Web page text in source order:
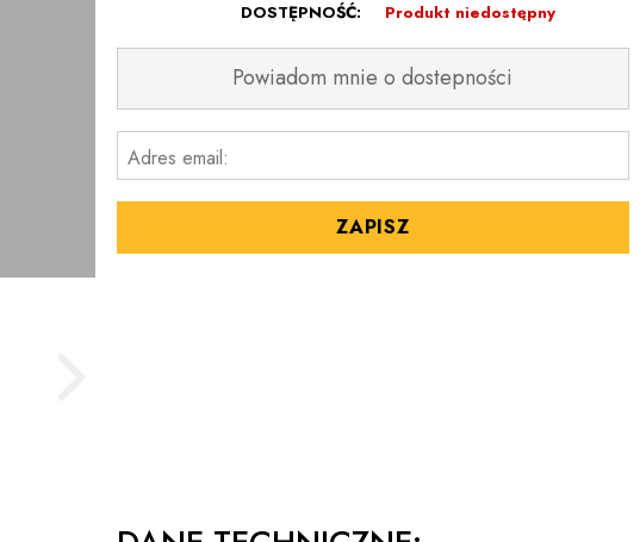
DOSTĘPNOŚĆ:
Produkt niedostępny
Powiadom mnie o dostepności
Adres email:
ZAPISZ